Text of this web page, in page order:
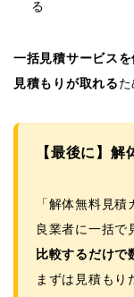
る
一括見積サービス
見積もりが取れる
【最後に】
「解体無料見
良業者に一括で
比較するだけで
まずは見積もり